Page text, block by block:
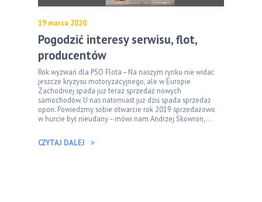
19 marca 2020
Pogodzić interesy serwisu, flot,
producentów
Rok wyzwań dla PSO Flota – Na naszym rynku nie widać
jeszcze kryzysu motoryzacyjnego, ale w Europie
Zachodniej spada już teraz sprzedaż nowych
samochodów. U nas natomiast już dziś spada sprzedaż
opon. Powiedzmy sobie otwarcie rok 2019 sprzedażowo
w hurcie był nieudany – mówi nam Andrzej Skowron,...
CZYTAJ DALEJ